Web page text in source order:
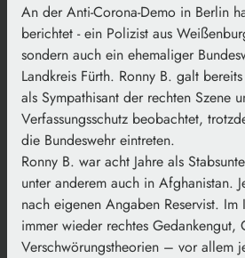
An der Anti-Corona-Demo in Berlin
berichtet - ein Polizist aus
sondern auch ein ehemaliger
Landkreis Fürth. Ronny B. galt
als Sympathisant der rechten Szene
Verfassungsschutz beobachtet,
die Bundeswehr eintreten.
Ronny B. war acht Jahre als
unter anderem auch in Afghanistan.
nach eigenen Angaben Reservist. Im
immer wieder rechtes Gedankengut,
Verschwörungstheorien – vor allem